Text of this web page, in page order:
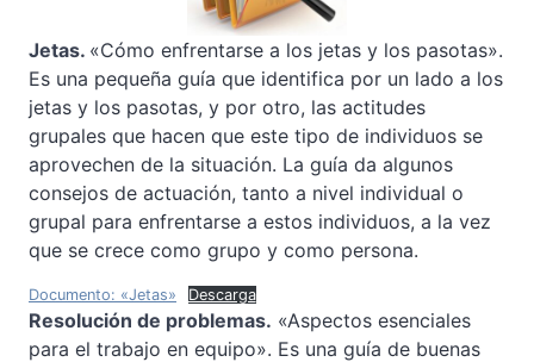
Jetas. «Cómo enfrentarse a los jetas y los pasotas».
Es una pequeña guía que identifica por un lado a los
jetas y los pasotas, y por otro, las actitudes
grupales que hacen que este tipo de individuos se
aprovechen de la situación. La guía da algunos
consejos de actuación, tanto a nivel individual o
grupal para enfrentarse a estos individuos, a la vez
que se crece como grupo y como persona.
Documento: «Jetas» Descarga
Resolución de problemas. «Aspectos esenciales
para el trabajo en equipo». Es una guía de buenas